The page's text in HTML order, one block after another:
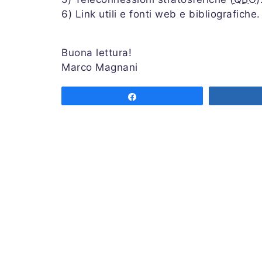
6) Link utili e fonti web e bibliografiche.
Buona lettura!
Marco Magnani